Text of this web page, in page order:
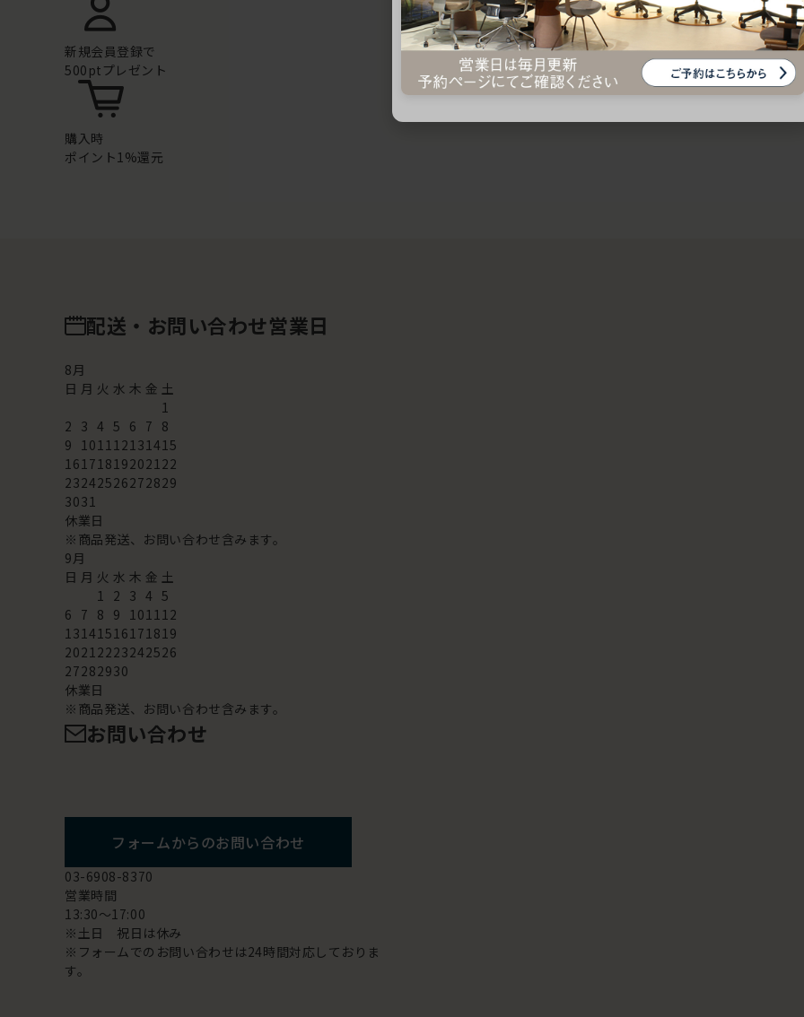
新規会員登録で
500ptプレゼント
購入時
ポイント1%還元
配送・お問い合わせ営業日
8月
日 月 火 水 木 金 土
1
2 3 4 5 6 7 8
9 101112131415
16171819202122
23242526272829
3031
休業日
※商品発送、お問い合わせ含みます。
9月
日 月 火 水 木 金 土
1 2 3 4 5
6 7 8 9 101112
13141516171819
20212223242526
27282930
休業日
※商品発送、お問い合わせ含みます。
お問い合わせ
フォームからのお問い合わせ
03-6908-8370
営業時間
13:30～17:00
※土日 祝日は休み
※フォームでのお問い合わせは24時間対応しておりま
す。